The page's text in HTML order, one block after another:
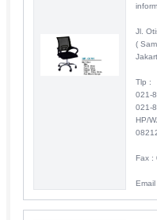
Jl.
(
Tlp :
021-
021-
HP/
Fax :